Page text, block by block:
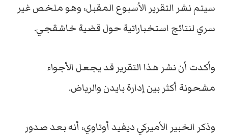
سيتم نشر التقرير الأسبوع المقبل، وهو ملخص غير
سري لنتائج استخباراتية حول قضية خاشقجي.
وأكدت أن نشر هذا التقرير قد يجعل الأجواء
مشحونة أكثر بين إدارة بايدن والرياض.
وذكر الخبير الأميركي ديفيد أوتاوي، أنه بعد صدور